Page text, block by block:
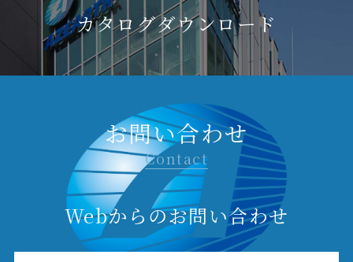
カタログダウンロード
お問い合わせ
Contact
Webからのお問い合わせ